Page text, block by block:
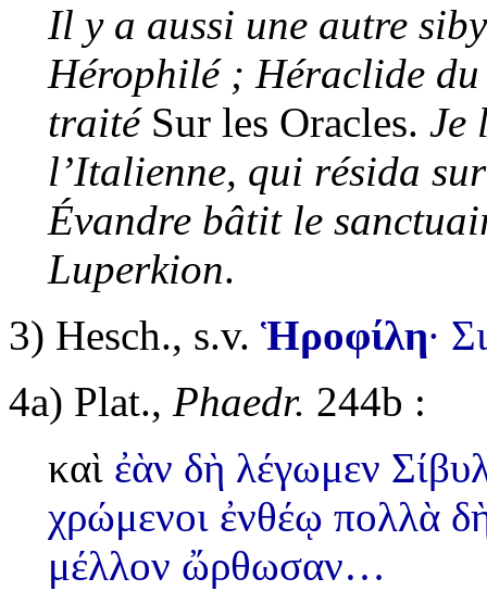
Il y a aussi une autre
Hérophilé ; Héraclide
traitéSur les Oracles. Je
l’Italienne, qui résida
Évandre bâtit le
Luperkion.
3) Hesch., s.v. Ἡροφίλη·
4a) Plat., Phaedr. 244b :
καὶ ἐὰν δὴ λέγωμεν
χρώμενοι ἐνθέῳ πολλὰ
μέλλον ὤρθωσαν…